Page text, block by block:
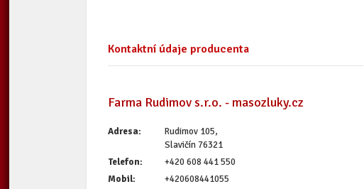
Kontaktní údaje producenta
Farma Rudimov s.r.o. - masozluky.cz
Adresa:
Rudimov 105,
Slavičín 76321
Telefon:
+420 608 441 550
Mobil:
+420608441055